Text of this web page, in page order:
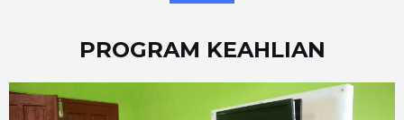
PROGRAM KEAHLIAN